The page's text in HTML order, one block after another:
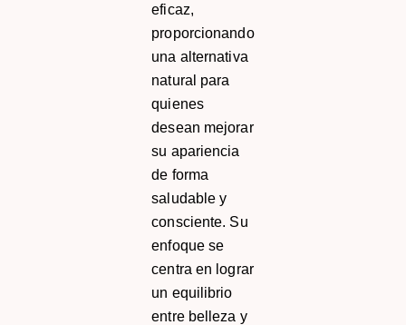
eficaz,
proporcionando
una alternativa
natural para
quienes
desean mejorar
su apariencia
de forma
saludable y
consciente. Su
enfoque se
centra en lograr
un equilibrio
entre belleza y